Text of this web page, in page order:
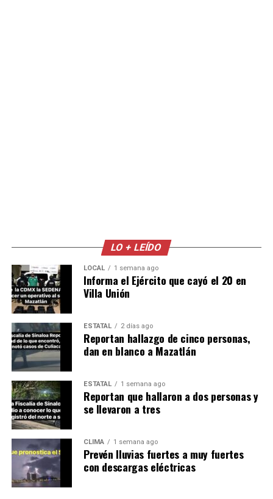
LO + LEÍDO
LOCAL 1 semana ago
Informa el Ejército que cayó el 20 en
Villa Unión
ESTATAL 2 días ago
Reportan hallazgo de cinco personas,
dan en blanco a Mazatlán
ESTATAL 1 semana ago
Reportan que hallaron a dos personas y
se llevaron a tres
CLIMA 1 semana ago
Prevén lluvias fuertes a muy fuertes
con descargas eléctricas